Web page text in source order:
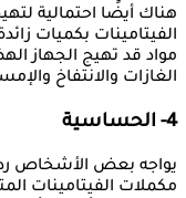
هناك أيضًا احتمالية
الفيتامينات بكميات
مواد قد تهيج الجهاز
الغازات والانتفاخ
4- الحساسية
يواجه بعض الأشخاص
مكملات الفيتامينات